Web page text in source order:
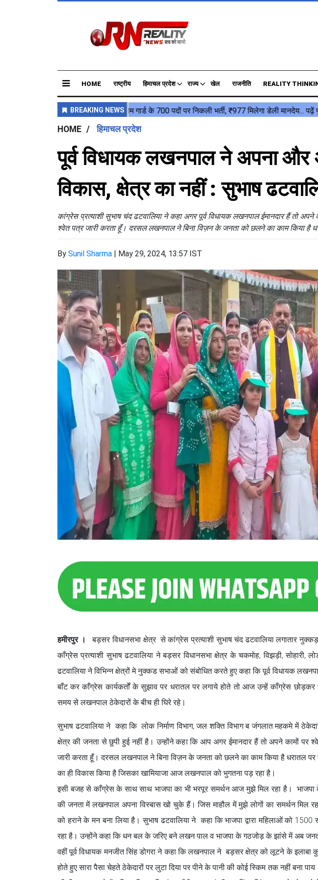
HOME राष्ट्रीय हिमाचल प्रदेश राज्य खेल राजनीति REALITY
HOME हिमाचल प्रदेश
पूर्व विधायक लखनपाल ने अपना और
विकास, क्षेत्र का नहीं : सुभाष
कांग्रेस प्रत्याशी सुभाष चंद ढटवालिया ने कहा अगर पूर्व विधायक लखनपाल ईमानदार हैं तो
श्वेत पत्र जारी करता हूँ। दरसल लखनपाल ने बिना विज़न के जनता को छलने का काम किया है
By Sunil Sharma | May 29, 2024, 13:57 IST
हमीरपुर ।
बड़सर विधानसभा क्षेत्र से कांग्रेस प्रत्याशी सुभाष चंद ढटवालिया लगातार
काँग्रेस प्रत्याशी सुभाष ढटवालिया ने बड़सर विधानसभा क्षेत्र के चकमोह, विझड़ी, सोहारी,
ढटवालिया ने विभिन्न क्षेत्रों मे नुक्कड सभाओं को संबोधित करते हुए कहा कि पूर्व विधायक
बाँट कर काँग्रेस कार्यकर्तों के सुझाव पर धरातल पर लगाये होते तो आज उन्हें काँग्रेस
समय से लखनपाल ठेकेदारों के बीच ही घिरे रहे।
सुभाष ढटवालिया ने कहा कि लोक निर्माण विभाग, जल शक्ति विभाग ब जंगलात महकमे में
क्षेत्र की जनता से छुपी हुई नहीं है। उन्होंने कहा कि आप अगर ईमानदार हैं तो अपने कामों पर
जारी करता हूँ। दरसल लखनपाल ने बिना विज़न के जनता को छलने का काम किया है धरातल
का ही विकास किया है जिसका खामियाजा आज लखनपाल को भुगतना पड़ रहा है।
इसी बजह से काँग्रेस के साथ साथ भाजपा का भी भरपूर समर्थन आज मुझे मिल रहा है।
की जनता में लखनपाल अपना विस्बास खो चुके हैं। जिस माहौल में मुझे लोगों का समर्थन मिल
को हराने के मन बना लिया है। सुभाष ढटवालिया ने कहा कि भाजपा द्वारा महिलाओं को 1500
रहा है। उन्होंने कहा कि धन बल के जरिए बने लखन पाल व भाजपा के गठजोड़ के झांसे में अब
वहीं पूर्व विधायक मनजीत सिंह डोगरा ने कहा कि लखनपाल ने बड़सर क्षेत्र को लूटने के
होते हुए सारा पैसा चेहते ठेकेदारों पर लुटा दिया पर पीने के पानी की कोई स्किम तक नहीं बना